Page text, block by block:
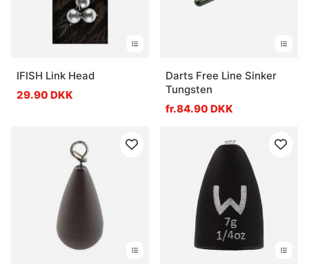
IFISH Link Head
29.90 DKK
Darts Free Line Sinker
Tungsten
fr.84.90 DKK